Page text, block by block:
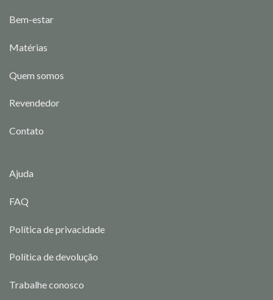
Bem-estar
Matérias
Quem somos
Revendedor
Contato
Ajuda
FAQ
Política de privacidade
Política de devolução
Trabalhe conosco